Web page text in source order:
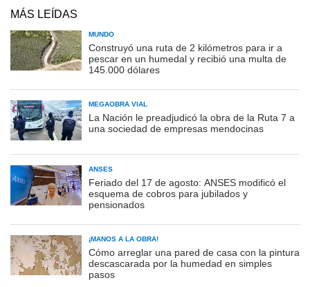
MÁS LEÍDAS
MUNDO
Construyó una ruta de 2 kilómetros para ir a
pescar en un humedal y recibió una multa de
145.000 dólares
MEGAOBRA VIAL
La Nación le preadjudicó la obra de la Ruta 7 a
una sociedad de empresas mendocinas
ANSES
Feriado del 17 de agosto: ANSES modificó el
esquema de cobros para jubilados y
pensionados
¡MANOS A LA OBRA!
Cómo arreglar una pared de casa con la pintura
descascarada por la humedad en simples
pasos